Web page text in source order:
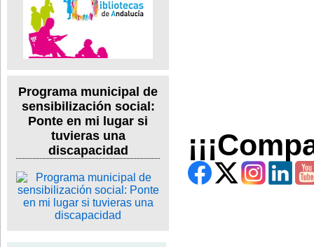
Programa municipal de
sensibilización social:
Ponte en mi lugar si
tuvieras una
discapacidad